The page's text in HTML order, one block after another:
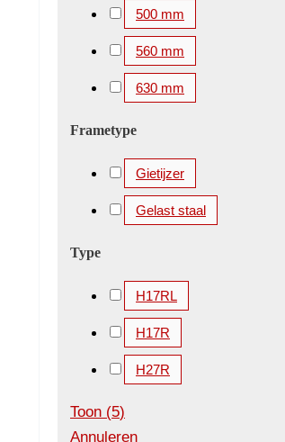
500 mm
560 mm
630 mm
Frametype
Gietijzer
Gelast staal
Type
H17RL
H17R
H27R
Toon (5)
Annuleren